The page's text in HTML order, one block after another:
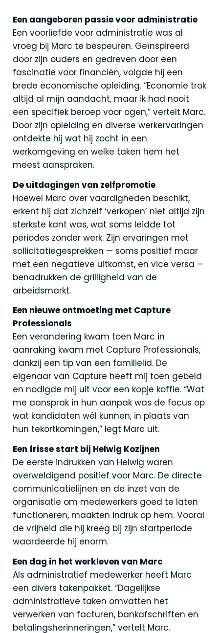
Een aangeboren passie voor administratie
Een voorliefde voor administratie was al
vroeg bij Marc te bespeuren. Geïnspireerd
door zijn ouders en gedreven door een
fascinatie voor financiën, volgde hij een
brede economische opleiding. “Economie trok
altijd al mijn aandacht, maar ik had nooit
een specifiek beroep voor ogen,” vertelt Marc.
Door zijn opleiding en diverse werkervaringen
ontdekte hij wat hij zocht in een
werkomgeving en welke taken hem het
meest aanspraken.
De uitdagingen van zelfpromotie
Hoewel Marc over vaardigheden beschikt,
erkent hij dat zichzelf ‘verkopen’ niet altijd zijn
sterkste kant was, wat soms leidde tot
periodes zonder werk. Zijn ervaringen met
sollicitatiegesprekken — soms positief maar
met een negatieve uitkomst, en vice versa —
benadrukken de grilligheid van de
arbeidsmarkt.
Een nieuwe ontmoeting met Capture
Professionals
Een verandering kwam toen Marc in
aanraking kwam met Capture Professionals,
dankzij een tip van een familielid. De
eigenaar van Capture heeft mij toen gebeld
en nodigde mij uit voor een kopje koffie. “Wat
me aansprak in hun aanpak was de focus op
wat kandidaten wél kunnen, in plaats van
hun tekortkomingen,” legt Marc uit.
Een frisse start bij Helwig Kozijnen
De eerste indrukken van Helwig waren
overweldigend positief voor Marc. De directe
communicatielijnen en de inzet van de
organisatie om medewerkers goed te laten
functioneren, maakten indruk op hem. Vooral
de vrijheid die hij kreeg bij zijn startperiode
waardeerde hij enorm.
Een dag in het werkleven van Marc
Als administratief medewerker heeft Marc
een divers takenpakket. “Dagelijkse
administratieve taken omvatten het
verwerken van facturen, bankafschriften en
betalingsherinneringen,” vertelt Marc.